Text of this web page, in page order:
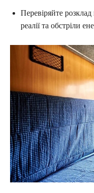
Перевіряйте
реалії та обстріли